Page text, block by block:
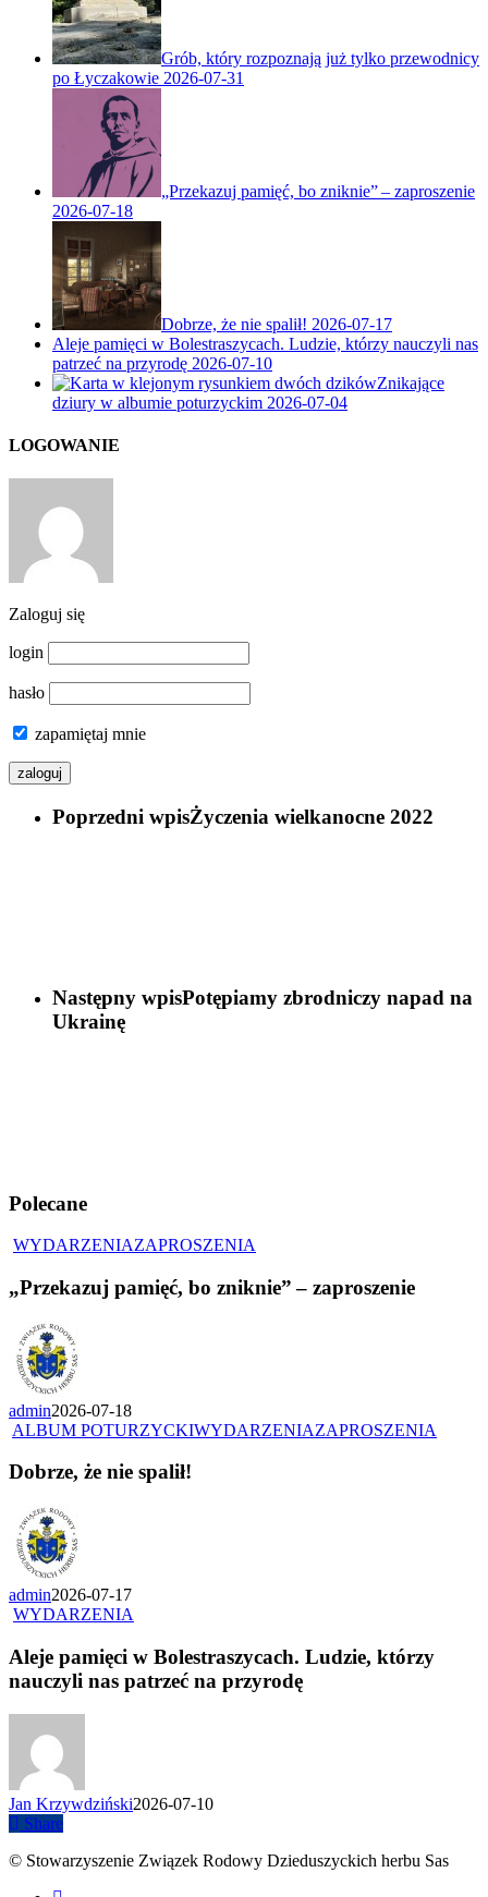
Grób, który rozpoznają już tylko przewodnicy
po Łyczakowie 2026-07-31
„Przekazuj pamięć, bo zniknie” – zaproszenie
2026-07-18
Dobrze, że nie spalił! 2026-07-17
Aleje pamięci w Bolestraszycach. Ludzie, którzy nauczyli nas
patrzeć na przyrodę 2026-07-10
Znikające
dziury w albumie poturzyckim 2026-07-04
LOGOWANIE
Zaloguj się
login
hasło
zapamiętaj mnie
Poprzedni wpisŻyczenia wielkanocne 2022
Następny wpisPotępiamy zbrodniczy napad na
Ukrainę
Polecane
WYDARZENIAZAPROSZENIA
„Przekazuj pamięć, bo zniknie” – zaproszenie
admin2026-07-18
ALBUM POTURZYCKIWYDARZENIAZAPROSZENIA
Dobrze, że nie spalił!
admin2026-07-17
WYDARZENIA
Aleje pamięci w Bolestraszycach. Ludzie, którzy
nauczyli nas patrzeć na przyrodę
Jan Krzywdziński2026-07-10
Share
© Stowarzyszenie Związek Rodowy Dzieduszyckich herbu Sas